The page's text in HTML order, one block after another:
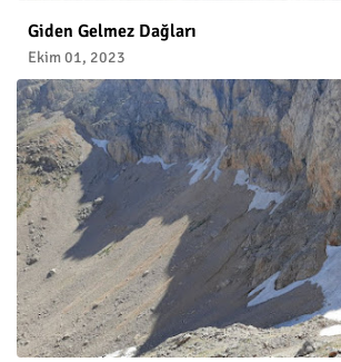
Giden Gelmez Dağları
Ekim 01, 2023